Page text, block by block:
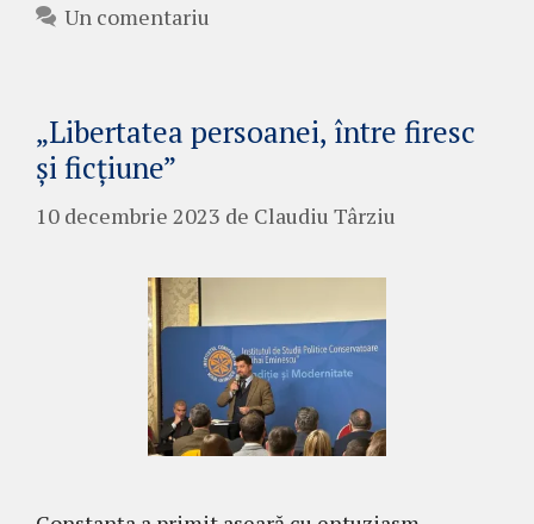
Un comentariu
„Libertatea persoanei, între firesc
și ficțiune”
10 decembrie 2023 de Claudiu Târziu